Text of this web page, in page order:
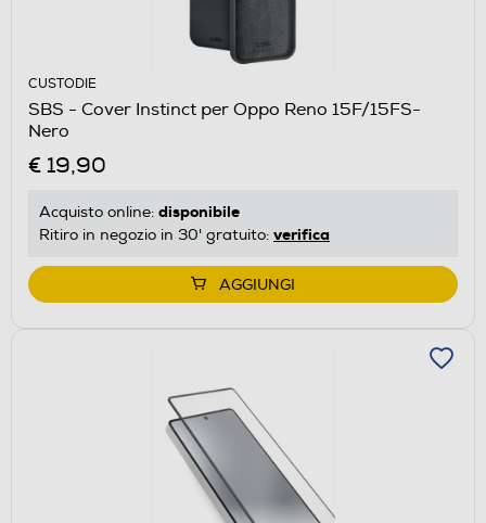
CUSTODIE
SBS - Cover Instinct per Oppo Reno 15F/15FS-
Nero
€ 19,90
Acquisto online: disponibile
Ritiro in negozio in 30' gratuito: verifica
AGGIUNGI